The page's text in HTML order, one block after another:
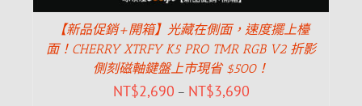
【新品促銷+開箱】光藏在側面，速度擺上檯
面！CHERRY XTRFY K5 PRO TMR RGB V2 折影
側刻磁軸鍵盤上市現省 $500！
NT$2,690 – NT$3,690